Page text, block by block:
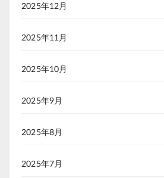
2025年12月
2025年11月
2025年10月
2025年9月
2025年8月
2025年7月